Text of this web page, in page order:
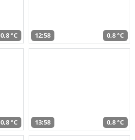
0,8 °C 12:58 0,8 °C
0,8 °C 13:58 0,8 °C